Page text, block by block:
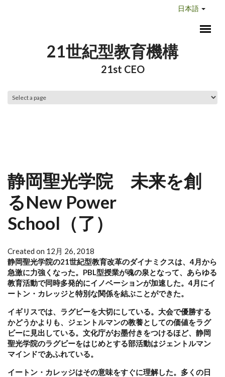
日本語
21世紀型教育機構
21st CEO
静岡聖光学院 未来を創
るNew Power
School（了）
Created on 12月 26, 2018
静岡聖光学院の21世紀型教育改革のダイナミクスは、4月から
急激に力強くなった。PBL型授業が魂の泉となって、あらゆる
教育活動で同時多発的にイノベーションが加速した。4月にイ
ートン・カレッジと特別な関係を結ぶことができた。
イギリスでは、ラグビーを大切にしている。大会で優勝する
かどうかよりも、ジェントルマンの教養としての価値をラグ
ビーに見出している。文化庁がお墨付きをつけるほど、静岡
聖光学院のラグビーをはじめとする部活動はジェントルマン
マインドであふれている。
イートン・カレッジはその意味をすぐに理解した。多くの日